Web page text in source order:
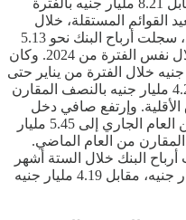
العام الجاري إلى 8.04 مليار جنيه، مقابل 8.21 مليار جنيه بالفترة
القوائم المستقلة، خلال
التسعة أشهر الأولى من العام الجاري، سجلت أرباح البنك نحو 5.13
مليار جنيه، مقابل 6.05 مليار جنيه خلال نفس الفترة من 2024. وكان
أرباحا بلغت 3.55 مليار جنيه خلال الفترة من يناير حتى
نهاية يونيو 2025، مقابل أرباح بلغت 4.21 مليار جنيه بالنصف المقارن
الأقلية. وإرتفع صافي دخل
البنك من العائد خلال النصف الأول من العام الجاري إلى 5.45 مليار
بالنصف المقارن من العام الماضي.
البنك خلال الستة أشهر
الأولى من العام الجاري نحو 3.53 مليار جنيه، مقابل 4.19 مليار جنيه